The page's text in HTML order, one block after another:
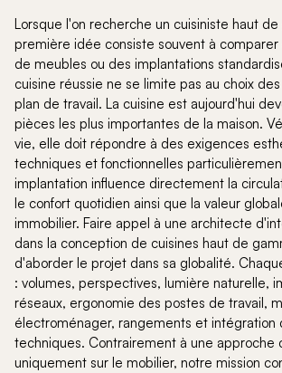
Lorsque l'on recherche un cuisiniste haut
première idée consiste souvent à
de meubles ou des implantations
cuisine réussie ne se limite pas au choix
plan de travail. La cuisine est aujourd'hui
pièces les plus importantes de la maison.
vie, elle doit répondre à des exigences
techniques et fonctionnelles
implantation influence directement la
le confort quotidien ainsi que la valeur
immobilier. Faire appel à une architecte
dans la conception de cuisines haut de
d'aborder le projet dans sa globalité.
: volumes, perspectives, lumière naturelle,
réseaux, ergonomie des postes de travail,
électroménager, rangements et intégration
techniques. Contrairement à une approche
uniquement sur le mobilier, notre mission